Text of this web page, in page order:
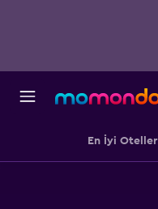
En İyi Oteller